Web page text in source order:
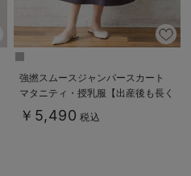
強撚スムースジャンパースカート
マタニティ・授乳服【出産後も長く
使える】
￥5,490 税込